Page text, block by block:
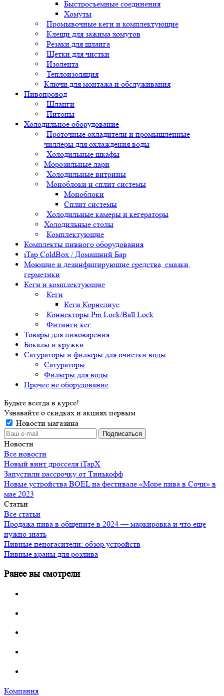
Быстросъемные соединения
Хомуты
Промывочные кеги и комплектующие
Клещи для зажима хомутов
Резаки для шланга
Щетки для чистки
Изолента
Теплоизоляция
Ключи для монтажа и обслуживания
Пивопровод
Шланги
Питоны
Холодильное оборудование
Проточные охладители и промышленные
чиллеры для охлаждения воды
Холодильные шкафы
Морозильные лари
Холодильные витрины
Моноблоки и сплит системы
Моноблоки
Сплит системы
Холодильные камеры и кегераторы
Холодильные столы
Комплектующие
Комплекты пивного оборудования
iTap ColdBox / Домашний Бар
Моющие и дезинфицирующие средства, смазки,
герметики
Кеги и комплектующие
Кеги
Кеги Корнелиус
Коннекторы Pin Lock/Ball Lock
Фитинги кег
Товары для пивоварения
Бокалы и кружки
Сатураторы и фильтры для очистки воды
Сатураторы
Фильтры для воды
Прочее не оборудование
Будьте всегда в курсе!
Узнавайте о скидках и акциях первым
Новости магазина
Новости
Все новости
Новый винт дросселя iTapX
Запустили рассрочку от Тинькофф
Новые устройства BOEL на фестивале «Море пива в Сочи» в
мае 2023
Статьи
Все статьи
Продажа пива в общепите в 2024 — маркировка и что еще
нужно знать
Пивные пеногасители: обзор устройств
Пивные краны для розлива
Ранее вы смотрели
Компания